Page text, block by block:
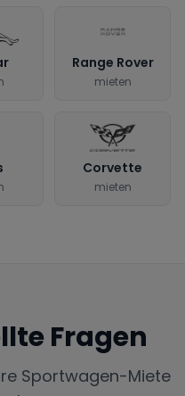
Range Rover
mieten
Corvette
mieten
Fragen
Sportwagen-Miete